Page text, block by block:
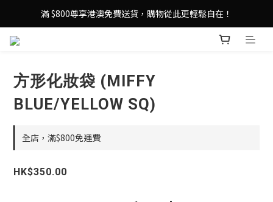
登記成為 LeSportsac網店會員，即享 HK$50 購物金禮遇！
滿 $800尊享港澳免費送貨，購物從此更輕鬆自在！
登記成為 LeSportsac網店會員，即享 HK$50 購物金禮遇！
方形化妝袋 (MIFFY
BLUE/YELLOW SQ)
全店，滿$800免運費
HK$350.00